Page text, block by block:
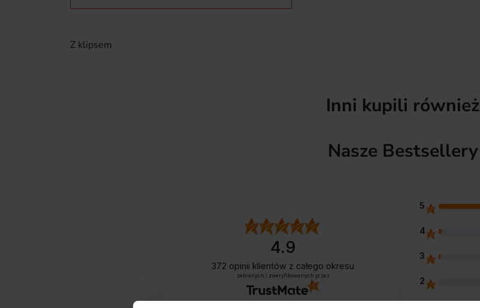
Z klipsem
Inni kupili również
Nasze Bestsellery
4.9
372 opinii klientów z całego okresu
zebranych i zweryfikowanych przez
5
4
3
2